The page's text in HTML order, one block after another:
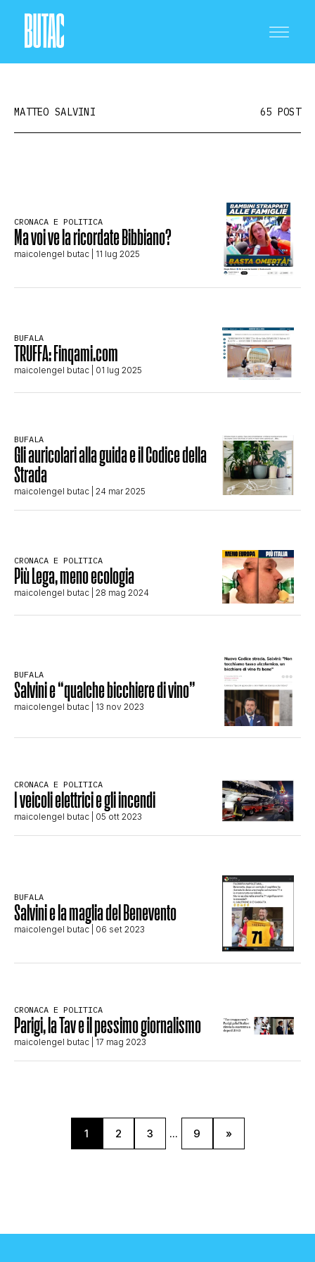
SCIENZA E TECNOLOGIA
SALUTE E MEDICINA
STORIA E CITAZIONI
INTRATTENIMENTO
COMPLOTTI, LEGGENDE URBANE ED
EVERGREEN
TRUFFE E SOCIAL NETWORK
CONTATTI
MATTEO SALVINI 65 POST
CRONACA E POLITICA
Ma voi ve la ricordate Bibbiano?
maicolengel butac | 11 lug 2025
BUFALA
TRUFFA: Finqami.com
maicolengel butac | 01 lug 2025
BUFALA
Gli auricolari alla guida e il Codice della
Strada
maicolengel butac | 24 mar 2025
CRONACA E POLITICA
Più Lega, meno ecologia
maicolengel butac | 28 mag 2024
BUFALA
Salvini e “qualche bicchiere di vino”
maicolengel butac | 13 nov 2023
CRONACA E POLITICA
I veicoli elettrici e gli incendi
maicolengel butac | 05 ott 2023
BUFALA
Salvini e la maglia del Benevento
maicolengel butac | 06 set 2023
CRONACA E POLITICA
Parigi, la Tav e il pessimo giornalismo
maicolengel butac | 17 mag 2023
1 2 3 ... 9 »